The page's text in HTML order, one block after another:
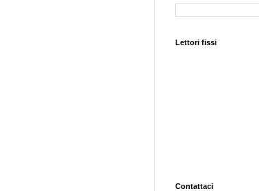
Lettori fissi
Contattaci